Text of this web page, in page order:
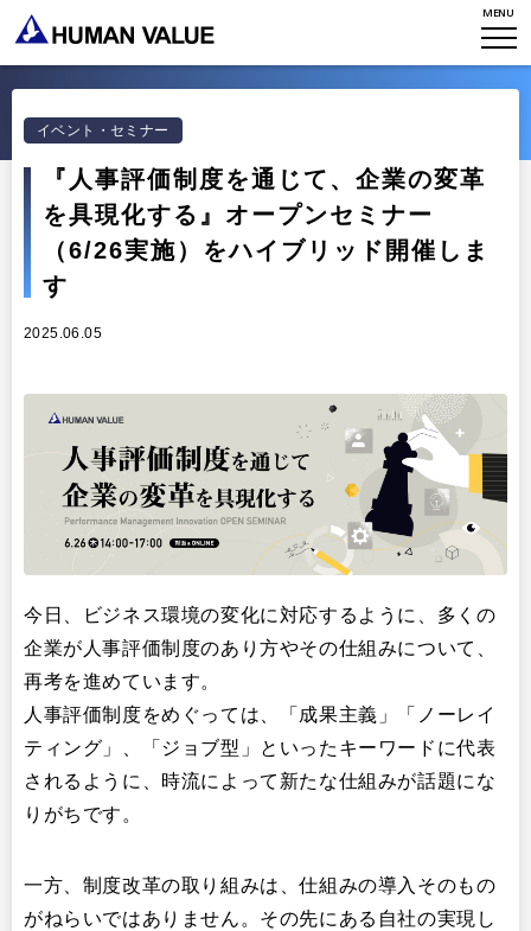
MENU
WHO WE ARE
HVからのメッセージ
研究員紹介
アクセスマップ
ミッション・バリュー
会社からのお知らせ
WHAT WE DO
組織変革
エンゲージメント
タレント開発
リーダーシップ
出版
プラクティショナー養成
リサーチ
イベント・セミナー
STORIES
NEWS
お知らせ
リサーチ
出版
その他
CONTACT
イベント・セミナー
『人事評価制度を通じて、企業の変革
を具現化する』オープンセミナー
（6/26実施）をハイブリッド開催しま
す
2025.06.05
今日、ビジネス環境の変化に対応するように、多くの
企業が人事評価制度のあり方やその仕組みについて、
再考を進めています。
人事評価制度をめぐっては、「成果主義」「ノーレイ
ティング」、「ジョブ型」といったキーワードに代表
されるように、時流によって新たな仕組みが話題にな
りがちです。
一方、制度改革の取り組みは、仕組みの導入そのもの
がねらいではありません。その先にある自社の実現し